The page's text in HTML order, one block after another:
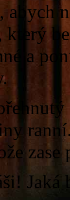
který
a
Jaká